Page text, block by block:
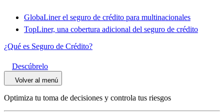
GlobaLiner el seguro de crédito para multinacionales
TopLiner, una cobertura adicional del seguro de crédito
¿Qué es Seguro de Crédito?
Descúbrelo
Volver al menú
Optimiza tu toma de decisiones y controla tus riesgos